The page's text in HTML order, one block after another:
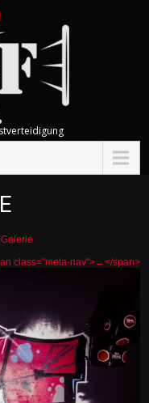
Galerie
class="meta-nav">→</span>